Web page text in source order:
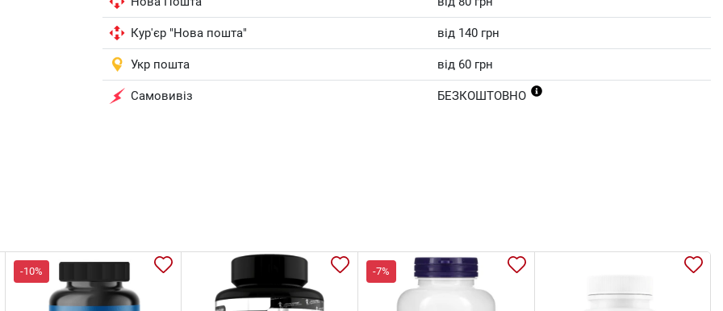
Кур'єр "Нова пошта" від 140 грн
Укр пошта від 60 грн
Самовивіз БЕЗКОШТОВНО
-10% -7%